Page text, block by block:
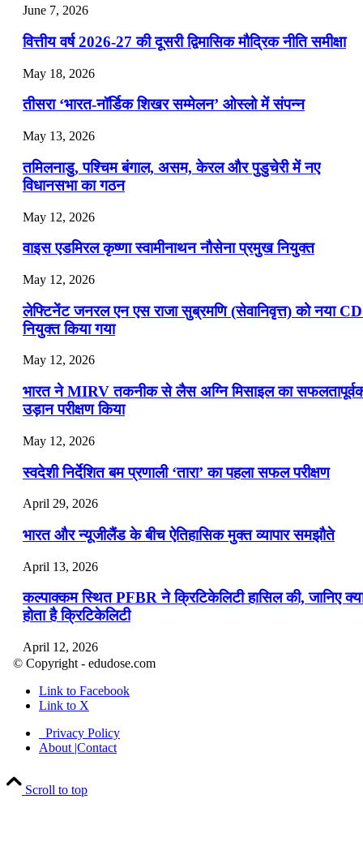
July 25, 2026
📝 डेली करेंट अफेयर्स: 22-24 जुलाई 2026
July 22, 2026
📝 डेली करेंट अफेयर्स: 19-21 जुलाई 2026
July 19, 2026
📝 डेली करेंट अफेयर्स: 16-18 जुलाई 2026
June 7, 2026
वित्तीय वर्ष 2026-27 की दूसरी द्विमासिक मौद्रिक नीति समीक्षा
May 18, 2026
तीसरा ‘भारत-नॉर्डिक शिखर सम्मेलन’ ओस्लो में संपन्न
May 13, 2026
तमिलनाडु, पश्चिम बंगाल, असम, केरल और पुडुचेरी में नए
विधानसभा का गठन
May 12, 2026
वाइस एडमिरल कृष्णा स्वामीनाथन नौसेना प्रमुख नियुक्त
May 12, 2026
लेफ्टिनेंट जनरल एन एस राजा सुब्रमणि (सेवानिवृत्त) को नया
नियुक्त किया गया
May 12, 2026
भारत ने MIRV तकनीक से लैस अग्नि मिसाइल का
उड़ान परीक्षण किया
May 12, 2026
स्वदेशी निर्देशित बम प्रणाली ‘तारा’ का पहला सफल परीक्षण
April 29, 2026
भारत और न्यूजीलैंड के बीच ऐतिहासिक मुक्त व्यापार समझौते
April 13, 2026
कल्पाक्कम स्थित PFBR ने क्रिटिकेलिटी हासिल की, जानिए
होता है क्रिटिकेलिटी
April 12, 2026
April 9, 2026
नासा का आर्टेमिस-2 मिशन: मनुष्य एक बार फिर से चंद्रमा के
पहुंचा
April 7, 2026
© Copyright - edudose.com
Link to Facebook
Link to X
Privacy Policy
About |Contact
Scroll to top